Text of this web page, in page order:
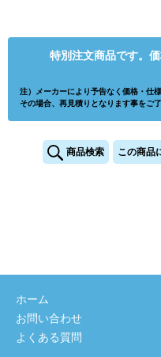
特別注文商品です。
注）メーカーにより予告なく価格・仕
その場合、再見積りとなります事をご了
商品検索 この商品
ホーム
お問い合わせ
よくある質問